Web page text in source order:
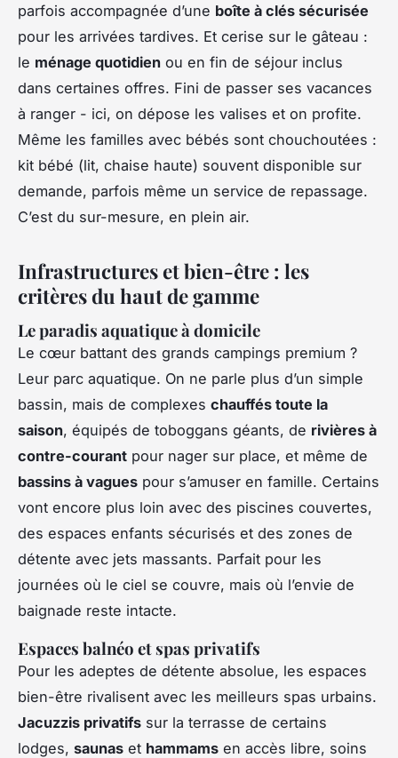
parfois accompagnée d’une boîte à clés sécurisée
pour les arrivées tardives. Et cerise sur le gâteau :
le ménage quotidien ou en fin de séjour inclus
dans certaines offres. Fini de passer ses vacances
à ranger - ici, on dépose les valises et on profite.
Même les familles avec bébés sont chouchoutées :
kit bébé (lit, chaise haute) souvent disponible sur
demande, parfois même un service de repassage.
C’est du sur-mesure, en plein air.
Infrastructures et bien-être : les
critères du haut de gamme
Le paradis aquatique à domicile
Le cœur battant des grands campings premium ?
Leur parc aquatique. On ne parle plus d’un simple
bassin, mais de complexes chauffés toute la
saison, équipés de toboggans géants, de rivières à
contre-courant pour nager sur place, et même de
bassins à vagues pour s’amuser en famille. Certains
vont encore plus loin avec des piscines couvertes,
des espaces enfants sécurisés et des zones de
détente avec jets massants. Parfait pour les
journées où le ciel se couvre, mais où l’envie de
baignade reste intacte.
Espaces balnéo et spas privatifs
Pour les adeptes de détente absolue, les espaces
bien-être rivalisent avec les meilleurs spas urbains.
Jacuzzis privatifs sur la terrasse de certains
lodges, saunas et hammams en accès libre, soins